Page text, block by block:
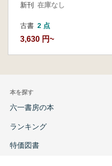
新刊 在庫なし
古書 2 点
3,630 円~
本を探す
六一書房の本
ランキング
特価図書